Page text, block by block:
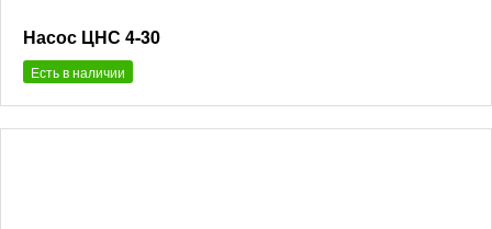
Насос ЦНС 4-30
Есть в наличии